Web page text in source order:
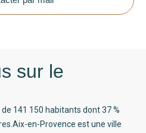
sur le
141 150 habitants dont 37 %
en-Provence est une ville